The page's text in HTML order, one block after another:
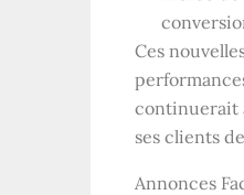
Ces
continuerait
ses clients
Annonces